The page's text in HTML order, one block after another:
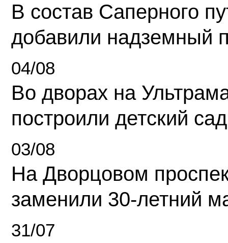
В состав Саперного
добавили надземный
04/08
Во дворах на
построили детский сад
03/08
На Дворцовом
заменили 30-летний
31/07